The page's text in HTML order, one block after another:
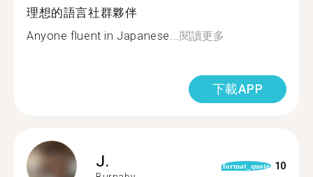
理想的語言社群夥伴
Anyone fluent in Japanese...閱讀更多
下載APP
J. format_quote 10